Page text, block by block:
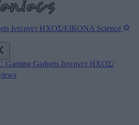
Ιντερνετ ΗΧΟΣ/ΕΙΚΟΝΑ Science
Gaming Gadgets Ιντερνετ ΗΧΟΣ/